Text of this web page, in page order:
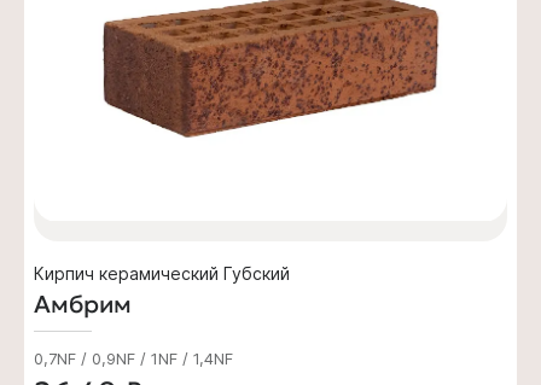
Кирпич керамический Губский
Амбрим
0,7NF / 0,9NF / 1NF / 1,4NF